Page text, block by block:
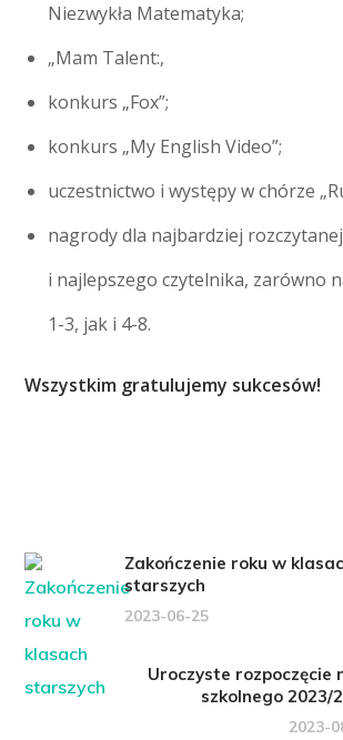
Niezwykła Matematyka;
„Mam Talent:,
konkurs „Fox”;
konkurs „My English Video”;
uczestnictwo i występy w chórze
nagrody dla najbardziej
i najlepszego czytelnika, zarówno
1-3, jak i 4-8.
Wszystkim gratulujemy sukcesów!
Zakończenie roku w
starszych
2023-06-25
Uroczyste rozpoczęcie
szkolnego 2023/
2023-